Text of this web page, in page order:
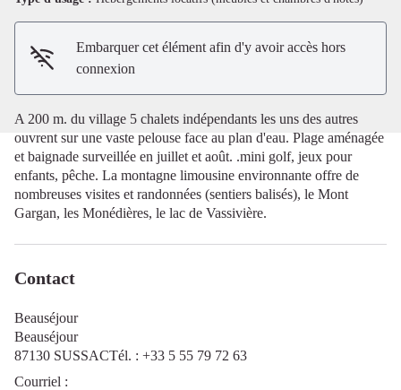
Voir l'image en plein écran
Embarquer cet élément afin d'y avoir accès hors
connexion
A 200 m. du village 5 chalets indépendants les uns des autres
ouvrent sur une vaste pelouse face au plan d'eau. Plage aménagée
et baignade surveillée en juillet et août. .mini golf, jeux pour
enfants, pêche. La montagne limousine environnante offre de
nombreuses visites et randonnées (sentiers balisés), le Mont
Gargan, les Monédières, le lac de Vassivière.
Contact
Beauséjour
Beauséjour
87130 SUSSACTél. : +33 5 55 79 72 63
Courriel :